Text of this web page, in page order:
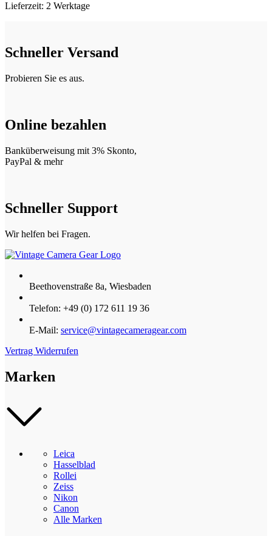
Lieferzeit: 2 Werktage
Schneller Versand
Probieren Sie es aus.
Online bezahlen
Banküberweisung mit 3% Skonto,
PayPal & mehr
Schneller Support
Wir helfen bei Fragen.
Beethovenstraße 8a, Wiesbaden
Telefon: +49 (0) 172 611 19 36
E-Mail: service@vintagecameragear.com
Vertrag Widerrufen
Marken
Leica
Hasselblad
Rollei
Zeiss
Nikon
Canon
Alle Marken